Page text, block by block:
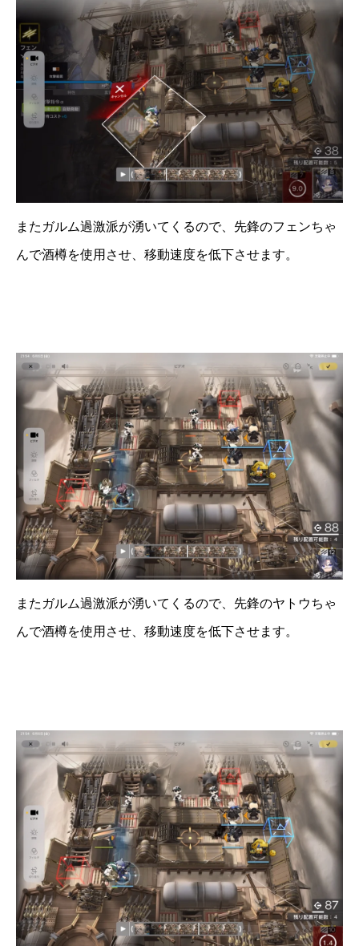
またガルム過激派が湧いてくるので、先鋒のフェンちゃ
んで酒樽を使用させ、移動速度を低下させます。
またガルム過激派が湧いてくるので、先鋒のヤトウちゃ
んで酒樽を使用させ、移動速度を低下させます。